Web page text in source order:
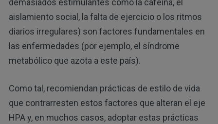
demasiados estimulantes como la cafeína, el
aislamiento social, la falta de ejercicio o los ritmos
diarios irregulares) son factores fundamentales en
las enfermedades (por ejemplo, el síndrome
metabólico que azota a este país).
Como tal, recomiendan prácticas de estilo de vida
que contrarresten estos factores que alteran el eje
HPA y, en muchos casos, adoptar estas prácticas